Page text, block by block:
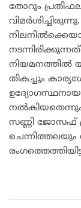
തോറും
നിയമനത്തിൽ
തികച്ചും
നൽകിയതെന്നും
സണ്ണി ജോസഫ്